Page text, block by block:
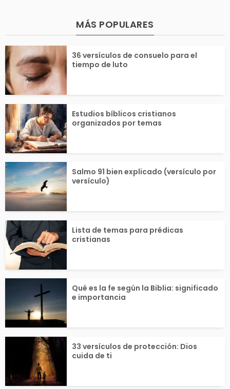
Una mujer que s
vuelve a Dios es sab
y bendecida. Puede
la...
ectoria vital,
idades y
a...
MÁS POPULARES
36 versículos de consuelo para el
tiempo de luto
Estudios bíblicos cristianos
organizados por temas
Salmo 91 bien explicado (versículo por
versículo)
Lista de temas para prédicas
cristianas
Qué es la fe según la Biblia: significado
e importancia
33 versículos de protección: Dios
cuida de ti